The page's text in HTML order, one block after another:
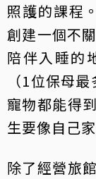
照護的課程
創建一個不
陪伴入睡的
（1位保母
寵物都能得
生要像自己
除了經營旅